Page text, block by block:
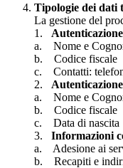
Tipologie dei dati
La gestione del
1.
a. Nome e
b. Codice fiscale
c. Contatti:
2.
a. Nome e
b. Codice fiscale
c. Data di nascita
3. Informazioni
a. Adesione ai
b. Recapiti e